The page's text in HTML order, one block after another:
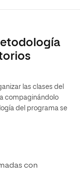
las clases del
compaginándolo
del programa se
con